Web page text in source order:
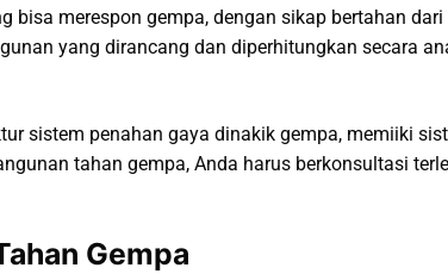
merespon gempa, dengan sikap bertahan
yang dirancang dan diperhitungkan secara
sistem penahan gaya dinakik gempa, memiiki
tahan gempa, Anda harus berkonsultasi
Gempa